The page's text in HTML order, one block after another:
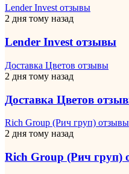
Lender Invest отзывы
2 дня тому назад
Lender Invest отзывы
Доставка Цветов отзывы
2 дня тому назад
Доставка Цветов
Rich Group (Рич груп) отзывы
2 дня тому назад
Rich Group (Рич груп)